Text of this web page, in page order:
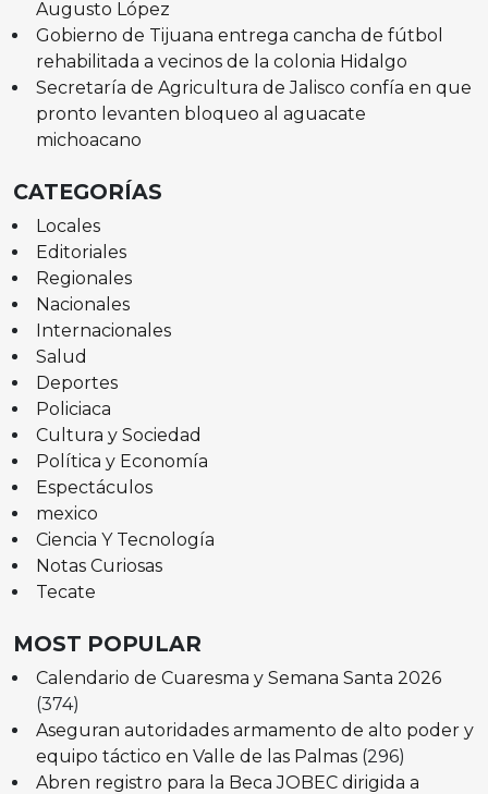
Augusto López
Gobierno de Tijuana entrega cancha de fútbol
rehabilitada a vecinos de la colonia Hidalgo
Secretaría de Agricultura de Jalisco confía en que
pronto levanten bloqueo al aguacate
michoacano
CATEGORÍAS
Locales
Editoriales
Regionales
Nacionales
Internacionales
Salud
Deportes
Policiaca
Cultura y Sociedad
Política y Economía
Espectáculos
mexico
Ciencia Y Tecnología
Notas Curiosas
Tecate
MOST POPULAR
Calendario de Cuaresma y Semana Santa 2026
(374)
Aseguran autoridades armamento de alto poder y
equipo táctico en Valle de las Palmas (296)
Abren registro para la Beca JOBEC dirigida a